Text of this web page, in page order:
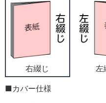
右綴じ 左
■カバー仕様